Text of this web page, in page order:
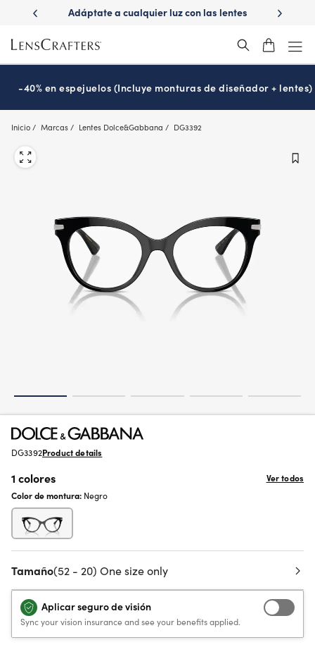
main
content
con
Adáptate a cualquier luz con las lentes
¿Es
-40% en espejuelos (Incluye monturas de diseñador + lentes)
Inicio Marcas Lentes Dolce&Gabbana DG3392
DG3392Product details
1 colores
Ver todos
Color de montura: Negro
Tamaño(52 - 20) One size only
Aplicar seguro de visión
Sync your vision insurance and see your benefits applied.